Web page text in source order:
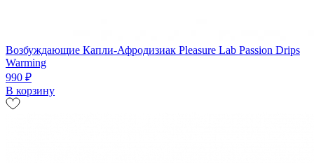
Возбуждающие Капли-Афродизиак Pleasure Lab Passion Drips
Warming
990 ₽
В корзину